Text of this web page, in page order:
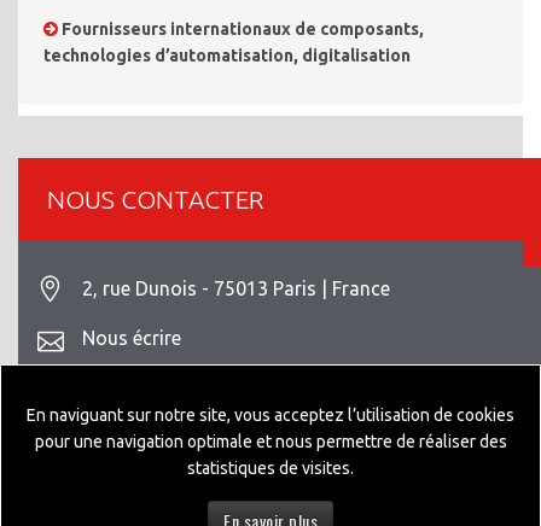
Fournisseurs internationaux de composants,
technologies d’automatisation, digitalisation
NOUS CONTACTER
2, rue Dunois - 75013 Paris | France
Nous écrire
Mentions légales
En naviguant sur notre site, vous acceptez l’utilisation de cookies
pour une navigation optimale et nous permettre de réaliser des
statistiques de visites.
En savoir plus